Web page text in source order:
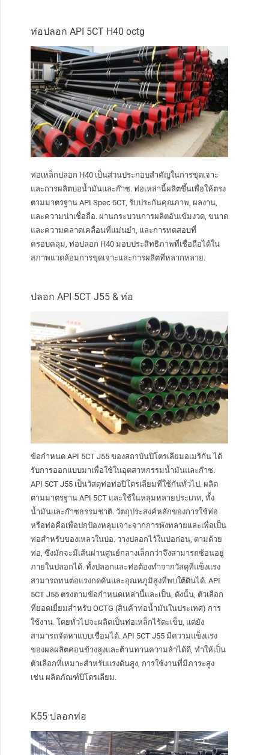
ท่อปลอก API 5CT H40 octg
ท่อเหล็กปลอก H40 เป็นส่วนประกอบสำคัญในการขุดเจาะ
และการผลิตบ่อน้ำมันและก๊าซ. ท่อเหล่านี้ผลิตขึ้นเพื่อให้ตรง
ตามมาตรฐาน API Spec 5CT, รับประกันคุณภาพ, ผลงาน,
และความน่าเชื่อถือ. ผ่านกระบวนการผลิตอันเข้มงวด, ขนาด
และความคลาดเคลื่อนที่แม่นยำ, และการทดสอบที่
ครอบคลุม, ท่อปลอก H40 มอบประสิทธิภาพที่เชื่อถือได้ใน
สภาพแวดล้อมการขุดเจาะและการผลิตที่หลากหลาย.
ปลอก API 5CT J55 & ท่อ
ข้อกำหนด API 5CT J55 ของสถาบันปิโตรเลียมอเมริกัน ได้
รับการออกแบบมาเพื่อใช้ในอุตสาหกรรมน้ำมันและก๊าซ.
API 5CT J55 เป็นวัสดุท่อท่อปิโตรเลียมที่ใช้กันทั่วไป. ผลิต
ตามมาตรฐาน API 5CT และใช้ในหลุมหลายประเภท, ทั้ง
น้ำมันและก๊าซธรรมชาติ. วัตถุประสงค์หลักของการใช้ท่อ
หรือท่อคือเพื่อปกป้องหลุมเจาะจากการพังทลายและเพื่อเป็น
ท่อสำหรับของเหลวในบ่อ. วางปลอกไว้ในบ่อก่อน, ตามด้วย
ท่อ, ซึ่งมักจะมีเส้นผ่านศูนย์กลางเล็กกว่าจึงสามารถซ้อนอยู่
ภายในปลอกได้. ทั้งปลอกและท่อต้องทำจากวัสดุที่แข็งแรง
สามารถทนต่อแรงกดดันและอุณหภูมิสูงที่พบใต้ดินได้. API
5CT J55 ตรงตามข้อกำหนดเหล่านี้และเป็น, ดังนั้น, ตัวเลือก
ที่ยอดเยี่ยมสำหรับ OCTG (สินค้าท่อน้ำมันในประเทศ) การ
ใช้งาน. โดยทั่วไปจะผลิตเป็นท่อเหล็กไร้ตะเข็บ, แต่ยัง
สามารถจัดหาแบบเชื่อมได้. API 5CT J55 มีความแข็งแรง
ของผลผลิตค่อนข้างสูงและต้านทานความล้าได้ดี, ทำให้เป็น
ตัวเลือกที่เหมาะสำหรับแรงดันสูง, การใช้งานที่มีภาระสูง
เช่น ผลิตภัณฑ์ปิโตรเลียม.
K55 ปลอกท่อ